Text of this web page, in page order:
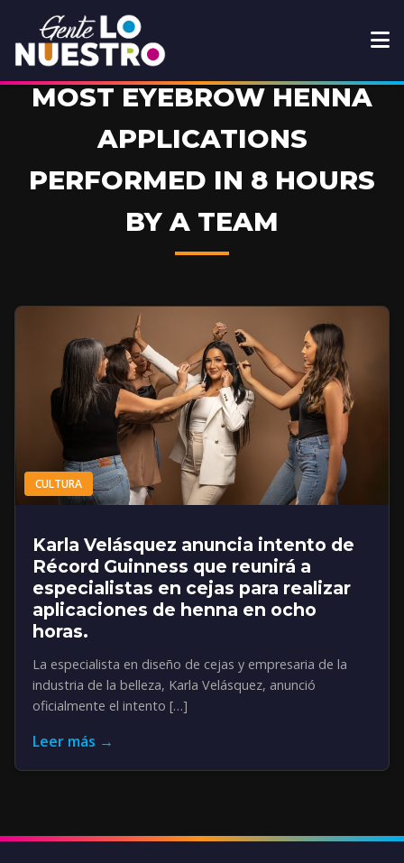
MOST EYEBROW HENNA
APPLICATIONS
PERFORMED IN 8 HOURS
BY A TEAM
CULTURA
Karla Velásquez anuncia intento de
Récord Guinness que reunirá a
especialistas en cejas para realizar
aplicaciones de henna en ocho
horas.
La especialista en diseño de cejas y empresaria de la
industria de la belleza, Karla Velásquez, anunció
oficialmente el intento […]
Leer más →